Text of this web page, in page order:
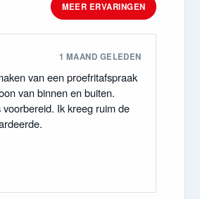
MEER ERVARINGEN
1 MAAND GELEDEN
van een proefritafspraak
van binnen en buiten.
Ik kreeg ruim de